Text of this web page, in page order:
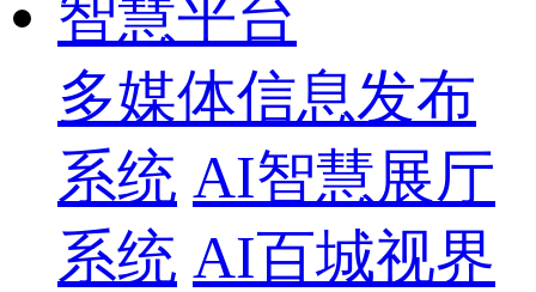
智慧平台
多媒体信息发布
系统 AI智慧展厅
系统 AI百城视界